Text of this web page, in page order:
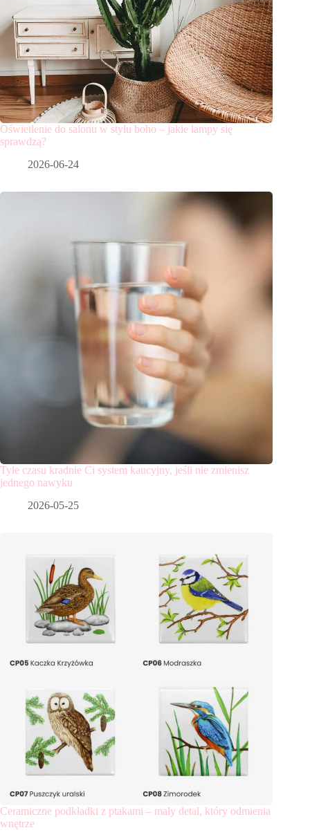
Oświetlenie do salonu w stylu boho – jakie lampy się
sprawdzą?
2026-06-24
Tyle czasu kradnie Ci system kaucyjny, jeśli nie zmienisz
jednego nawyku
2026-05-25
Ceramiczne podkładki z ptakami – mały detal, który odmienia
wnętrze